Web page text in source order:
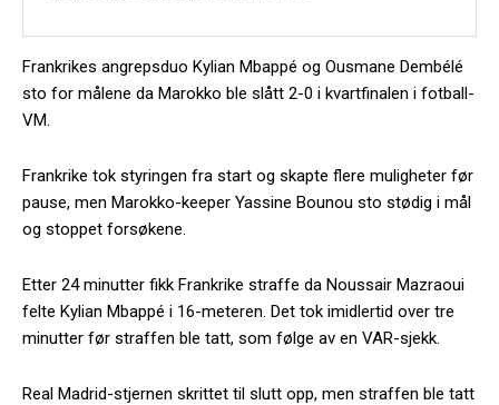
Frankrikes angrepsduo Kylian Mbappé og Ousmane Dembélé
sto for målene da Marokko ble slått 2-0 i kvartfinalen i fotball-
VM.
Frankrike tok styringen fra start og skapte flere muligheter før
pause, men Marokko-keeper Yassine Bounou sto stødig i mål
og stoppet forsøkene.
Etter 24 minutter fikk Frankrike straffe da Noussair Mazraoui
felte Kylian Mbappé i 16-meteren. Det tok imidlertid over tre
minutter før straffen ble tatt, som følge av en VAR-sjekk.
Real Madrid-stjernen skrittet til slutt opp, men straffen ble tatt